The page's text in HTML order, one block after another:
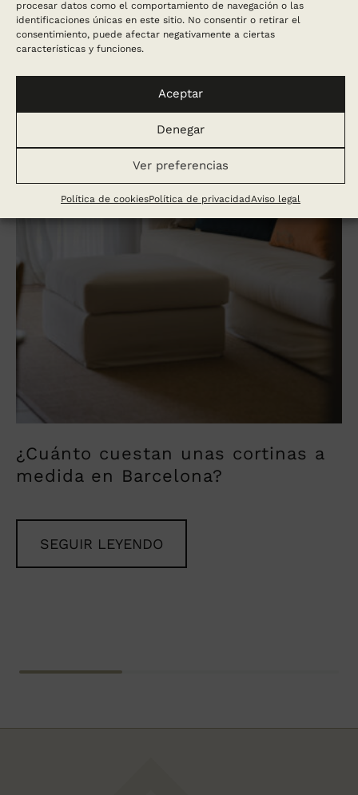
procesar datos como el comportamiento de navegación o las
identificaciones únicas en este sitio. No consentir o retirar el
consentimiento, puede afectar negativamente a ciertas
características y funciones.
Aceptar
Denegar
Ver preferencias
Política de cookiesPolítica de privacidadAviso legal
¿Cuánto cuestan unas cortinas a
medida en Barcelona?
SEGUIR LEYENDO